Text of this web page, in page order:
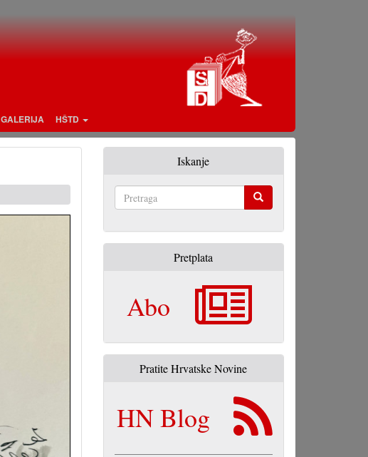
GALERIJA HŠTD
Iskanje
Pretplata
Abo
Pratite Hrvatske Novine
HN Blog